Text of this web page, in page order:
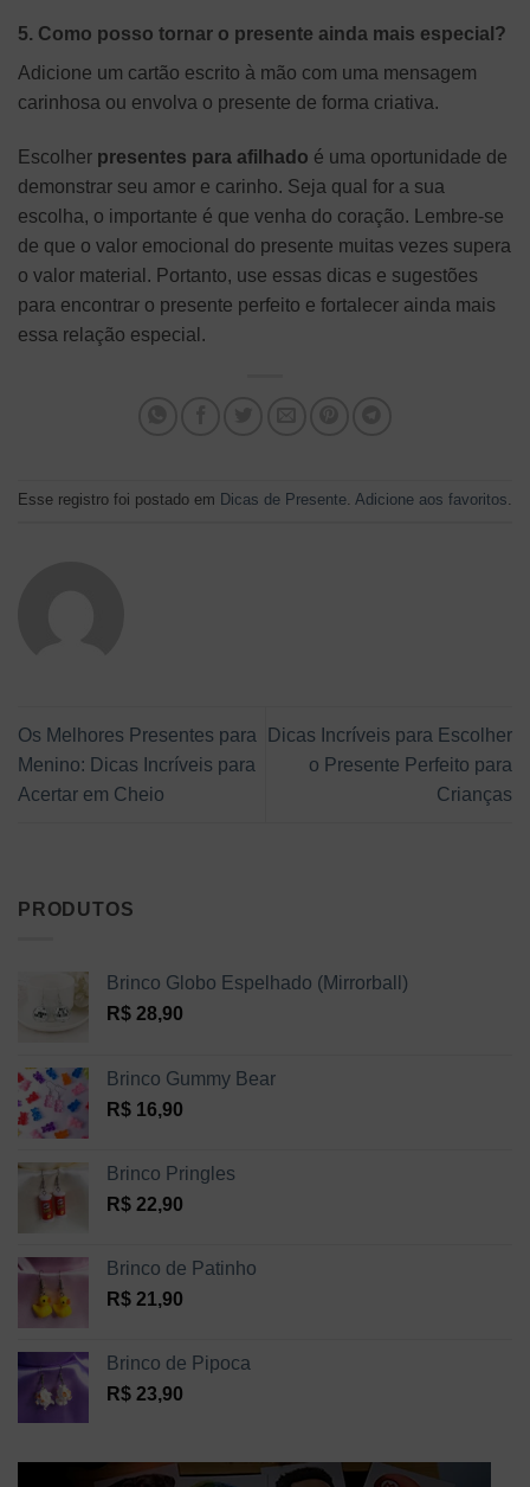
5. Como posso tornar o presente ainda mais especial?
Adicione um cartão escrito à mão com uma mensagem
carinhosa ou envolva o presente de forma criativa.
Escolher presentes para afilhado é uma oportunidade de
demonstrar seu amor e carinho. Seja qual for a sua
escolha, o importante é que venha do coração. Lembre-se
de que o valor emocional do presente muitas vezes supera
o valor material. Portanto, use essas dicas e sugestões
para encontrar o presente perfeito e fortalecer ainda mais
essa relação especial.
Esse registro foi postado em Dicas de Presente. Adicione aos favoritos.
Os Melhores Presentes para
Menino: Dicas Incríveis para
Acertar em Cheio
Dicas Incríveis para Escolher
o Presente Perfeito para
Crianças
PRODUTOS
Brinco Globo Espelhado (Mirrorball)
R$ 28,90
Brinco Gummy Bear
R$ 16,90
Brinco Pringles
R$ 22,90
Brinco de Patinho
R$ 21,90
Brinco de Pipoca
R$ 23,90